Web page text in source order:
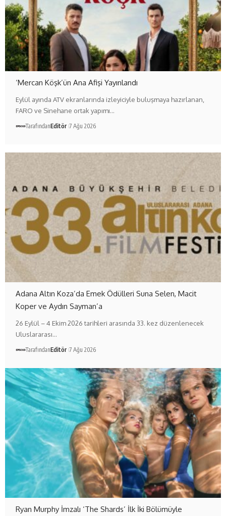
‘Mercan Köşk’ün Ana Afişi Yayınlandı
Eylül ayında ATV ekranlarında izleyiciyle buluşmaya hazırlanan,
FARO ve Sinehane ortak yapımı…
TarafındanEditör 7 Ağu 2026
Adana Altın Koza’da Emek Ödülleri Suna Selen, Macit
Koper ve Aydın Sayman’a
26 Eylül – 4 Ekim 2026 tarihleri arasında 33. kez düzenlenecek
Uluslararası…
TarafındanEditör 7 Ağu 2026
Ryan Murphy İmzalı ‘The Shards’ İlk İki Bölümüyle